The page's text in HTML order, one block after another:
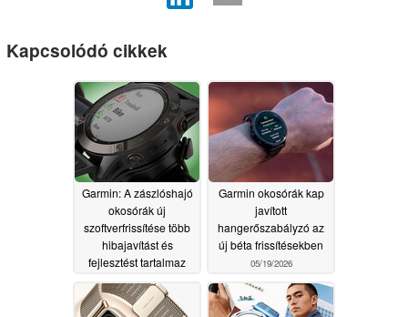
Kapcsolódó cikkek
Garmin: A zászlóshajó
okosórák új
szoftverfrissítése több
hibajavítást és
fejlesztést tartalmaz
05/20/2026
Garmin okosórák kap
javított
hangerőszabályzó az
új béta frissítésekben
05/19/2026